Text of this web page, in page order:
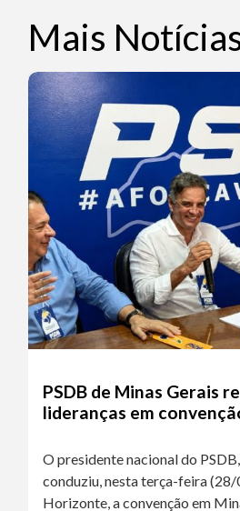
Mais
PSDB de Minas Gerais
lideranças em
O presidente nacional do
conduziu, nesta terça-feira (28/
Horizonte, a convenção em